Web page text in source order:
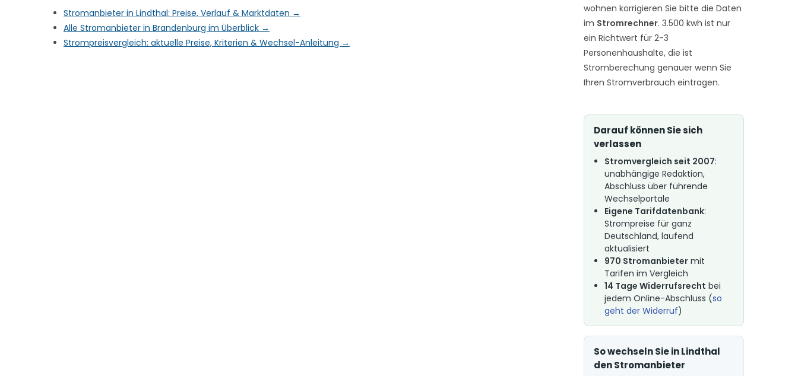
Stromanbieter in Lindthal: Preise, Verlauf & Marktdaten →
Alle Stromanbieter in Brandenburg im Überblick →
Strompreisvergleich: aktuelle Preise, Kriterien & Wechsel-Anleitung →
wohnen korrigieren Sie bitte die Daten
im Stromrechner. 3.500 kwh ist nur
ein Richtwert für 2-3
Personenhaushalte, die ist
Stromberechung genauer wenn Sie
Ihren Stromverbrauch eintragen.
Darauf können Sie sich
verlassen
Stromvergleich seit 2007:
unabhängige Redaktion,
Abschluss über führende
Wechselportale
Eigene Tarifdatenbank:
Strompreise für ganz
Deutschland, laufend
aktualisiert
970 Stromanbietermit
Tarifen im Vergleich
14 Tage Widerrufsrecht bei
jedem Online-Abschluss (so
geht der Widerruf)
So wechseln Sie in Lindthal
den Stromanbieter